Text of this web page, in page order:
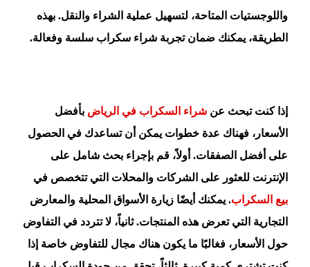
واللوجستيات المتاحة، لتسهيل عملية الشراء والنقل. بهذه
الطريقة، يمكنك ضمان تجربة شراء سكراب سلسة وفعالة.
إذا كنت تبحث عنشراء السكراب في الرياض بأفضل
الأسعار، فهناك عدة خطوات يمكن أن تساعدك في الحصول
على أفضل الصفقات. أولاً، قم بإجراء بحث شامل على
الإنترنت للعثور على الشركات والمحلات التي تتخصص في
بيع السكراب. يمكنك أيضًا زيارة الأسواق المحلية والمعارض
التجارية التي تعرض هذه المنتجات. ثانياً، لا تتردد في التفاوض
حول الأسعار، فغالبًا ما يكون هناك مجال للتفاوض خاصة إذا